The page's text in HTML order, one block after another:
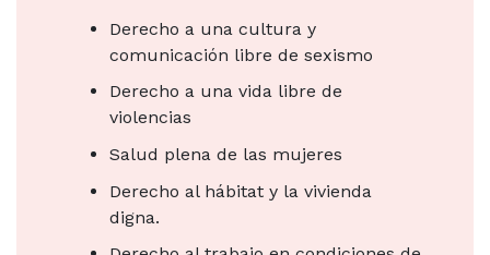
Derecho a una cultura y
comunicación libre de sexismo
Derecho a una vida libre de
violencias
Salud plena de las mujeres
Derecho al hábitat y la vivienda
digna.